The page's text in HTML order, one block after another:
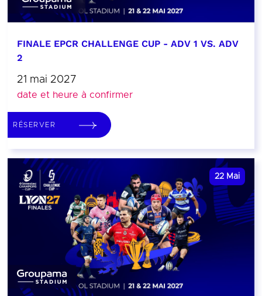
FINALE EPCR CHALLENGE CUP - ADV 1 VS. ADV
2
21 mai 2027
date et heure à confirmer
RÉSERVER
22 Mai